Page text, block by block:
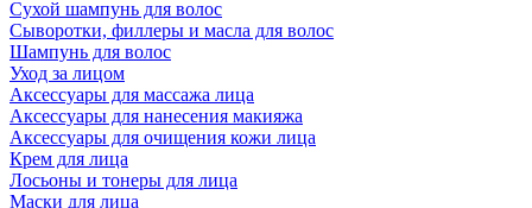
Сухой шампунь для волос
Сыворотки, филлеры и масла для волос
Шампунь для волос
Уход за лицом
Аксессуары для массажа лица
Аксессуары для нанесения макияжа
Аксессуары для очищения кожи лица
Крем для лица
Лосьоны и тонеры для лица
Маски для лица